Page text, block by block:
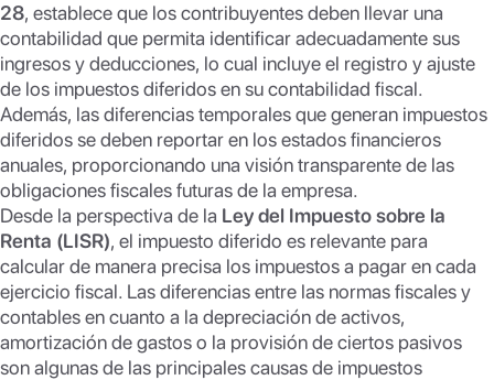
28, establece que los contribuyentes deben llevar una
contabilidad que permita identificar adecuadamente sus
ingresos y deducciones, lo cual incluye el registro y ajuste
de los impuestos diferidos en su contabilidad fiscal.
Además, las diferencias temporales que generan impuestos
diferidos se deben reportar en los estados financieros
anuales, proporcionando una visión transparente de las
obligaciones fiscales futuras de la empresa.
Desde la perspectiva de la Ley del Impuesto sobre la
Renta (LISR), el impuesto diferido es relevante para
calcular de manera precisa los impuestos a pagar en cada
ejercicio fiscal. Las diferencias entre las normas fiscales y
contables en cuanto a la depreciación de activos,
amortización de gastos o la provisión de ciertos pasivos
son algunas de las principales causas de impuestos